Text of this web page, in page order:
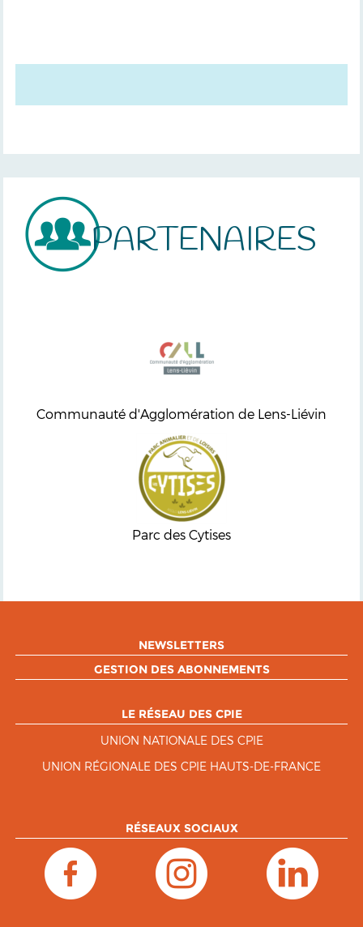
PARTENAIRES
Communauté d'Agglomération de Lens-Liévin
Parc des Cytises
NEWSLETTERS
GESTION DES ABONNEMENTS
LE RÉSEAU DES CPIE
UNION NATIONALE DES CPIE
UNION RÉGIONALE DES CPIE HAUTS-DE-FRANCE
RÉSEAUX SOCIAUX